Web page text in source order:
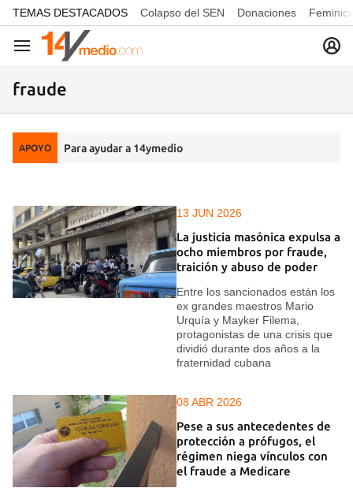
common.go-to-content
TEMAS DESTACADOS Colapso del SEN Donaciones
Navegación
fraude
APOYO Para ayudar a 14ymedio
13 JUN 2026
La justicia masónica expulsa a
ocho miembros por fraude,
traición y abuso de poder
Entre los sancionados están los
ex grandes maestros Mario
Urquía y Mayker Filema,
protagonistas de una crisis que
dividió durante dos años a la
fraternidad cubana
08 ABR 2026
Pese a sus antecedentes de
protección a prófugos, el
régimen niega vínculos con
el fraude a Medicare